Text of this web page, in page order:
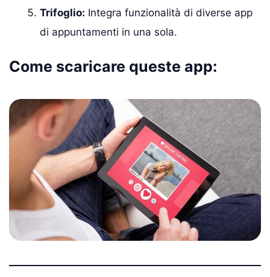
Trifoglio: Integra funzionalità di diverse app
di appuntamenti in una sola.
Come scaricare queste app: